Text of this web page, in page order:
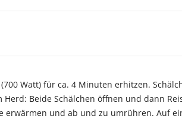
Watt) für ca. 4 Minuten erhitzen.
Beide Schälchen öffnen und dann
erwärmen und ab und zu umrühren. Auf